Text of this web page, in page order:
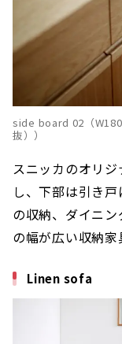
side board 02（
抜））
スニッカのオリ
し、下部は引き
の収納、ダイニ
の幅が広い収納家
Linen sofa